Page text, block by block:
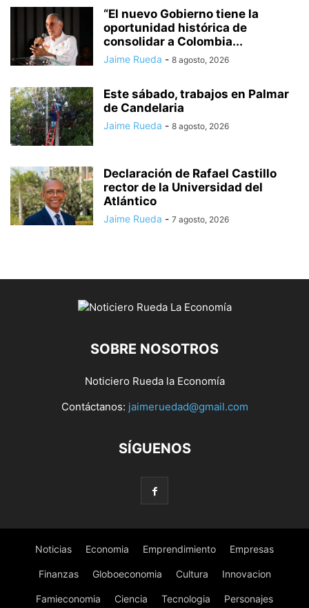
“El nuevo Gobierno tiene la
oportunidad histórica de
consolidar a Colombia...
Jaime Rueda - 8 agosto, 2026
Este sábado, trabajos en Palmar
de Candelaria
Jaime Rueda - 8 agosto, 2026
Declaración de Rafael Castillo
rector de la Universidad del
Atlántico
Jaime Rueda - 7 agosto, 2026
SOBRE NOSOTROS
Noticiero Rueda la Economía
Contáctanos: jaimeruedad@gmail.com
SÍGUENOS
Noticias Economia Emprendimiento Empresas
Finanzas Globoeconomia Cultura Innovacion
Famieconomia Ciencia Tecnologia Personajes